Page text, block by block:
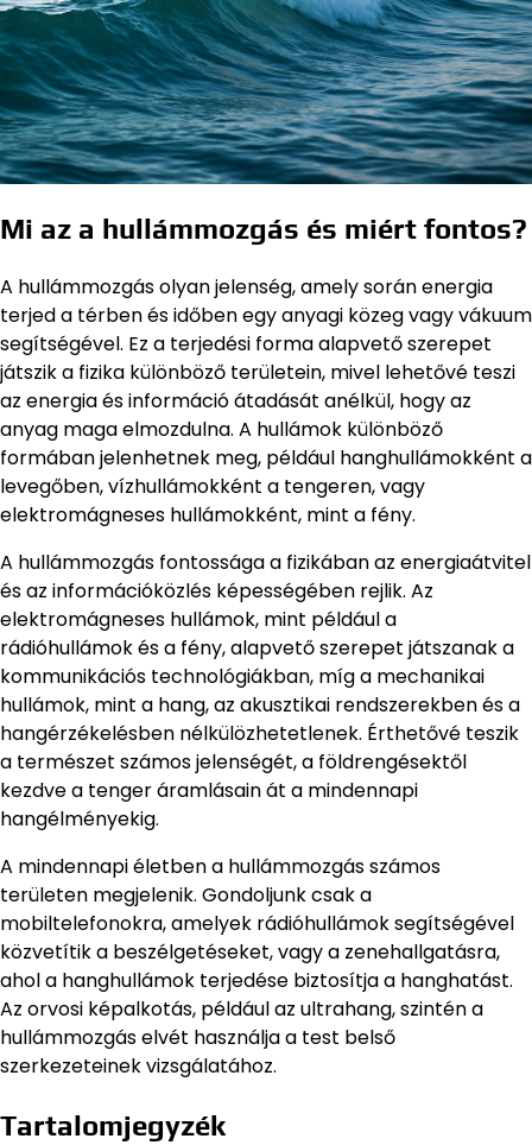
Mi az a hullámmozgás és miért fontos?
A hullámmozgás olyan jelenség, amely során energia
terjed a térben és időben egy anyagi közeg vagy vákuum
segítségével. Ez a terjedési forma alapvető szerepet
játszik a fizika különböző területein, mivel lehetővé teszi
az energia és információ átadását anélkül, hogy az
anyag maga elmozdulna. A hullámok különböző
formában jelenhetnek meg, például hanghullámokként a
levegőben, vízhullámokként a tengeren, vagy
elektromágneses hullámokként, mint a fény.
A hullámmozgás fontossága a fizikában az energiaátvitel
és az információközlés képességében rejlik. Az
elektromágneses hullámok, mint például a
rádióhullámok és a fény, alapvető szerepet játszanak a
kommunikációs technológiákban, míg a mechanikai
hullámok, mint a hang, az akusztikai rendszerekben és a
hangérzékelésben nélkülözhetetlenek. Érthetővé teszik
a természet számos jelenségét, a földrengésektől
kezdve a tenger áramlásain át a mindennapi
hangélményekig.
A mindennapi életben a hullámmozgás számos
területen megjelenik. Gondoljunk csak a
mobiltelefonokra, amelyek rádióhullámok segítségével
közvetítik a beszélgetéseket, vagy a zenehallgatásra,
ahol a hanghullámok terjedése biztosítja a hanghatást.
Az orvosi képalkotás, például az ultrahang, szintén a
hullámmozgás elvét használja a test belső
szerkezeteinek vizsgálatához.
Tartalomjegyzék